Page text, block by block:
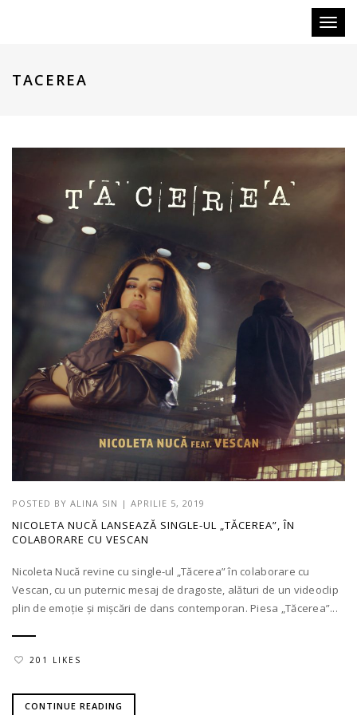
Toggle
TACEREA
POSTED BY ALINA SIN | APRILIE 5, 2019
NICOLETA NUCĂ LANSEAZĂ SINGLE-UL „TĂCEREA”, ÎN
COLABORARE CU VESCAN
Nicoleta Nucă revine cu single-ul „Tăcerea” în colaborare cu
Vescan, cu un puternic mesaj de dragoste, alături de un videoclip
plin de emoție și mișcări de dans contemporan. Piesa „Tăcerea”...
201 LIKES
CONTINUE READING